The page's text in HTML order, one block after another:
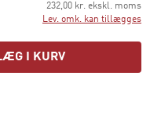
232,00 kr. ekskl. moms
Lev. omk. kan tillægges
I KURV